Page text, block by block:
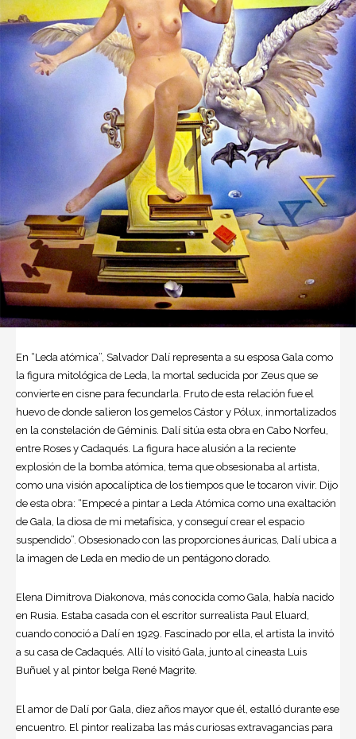
En “Leda atómica”, Salvador Dalí representa a su esposa Gala como
la figura mitológica de Leda, la mortal seducida por Zeus que se
convierte en cisne para fecundarla. Fruto de esta relación fue el
huevo de donde salieron los gemelos Cástor y Pólux, inmortalizados
en la constelación de Géminis. Dalí sitúa esta obra en Cabo Norfeu,
entre Roses y Cadaqués. La figura hace alusión a la reciente
explosión de la bomba atómica, tema que obsesionaba al artista,
como una visión apocalíptica de los tiempos que le tocaron vivir. Dijo
de esta obra: “Empecé a pintar a Leda Atómica como una exaltación
de Gala, la diosa de mi metafísica, y conseguí crear el espacio
suspendido”. Obsesionado con las proporciones áuricas, Dalí ubica a
la imagen de Leda en medio de un pentágono dorado.
Elena Dimitrova Diakonova, más conocida como Gala, había nacido
en Rusia. Estaba casada con el escritor surrealista Paul Eluard,
cuando conoció a Dalí en 1929. Fascinado por ella, el artista la invitó
a su casa de Cadaqués. Allí lo visitó Gala, junto al cineasta Luis
Buñuel y al pintor belga René Magrite.
El amor de Dalí por Gala, diez años mayor que él, estalló durante ese
encuentro. El pintor realizaba las más curiosas extravagancias para